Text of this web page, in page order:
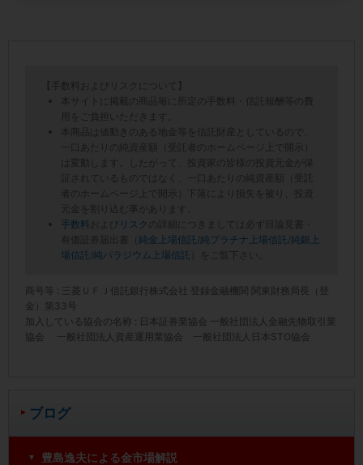
ブログ
豊島逸夫による金市場解説
【手数料およびリスクについて】
本サイトに掲載の商品毎に所定の手数料・信託報酬等の費
用をご負担いただきます。
本商品は値動きのある地金等を信託財産としているので、
一口あたりの純資産額（受託者のホームページ上で開示）
は変動します。したがって、投資家の皆様の投資元金が保
証されているものではなく、一口あたりの純資産額（受託
者のホームページ上で開示）下落により損失を被り、投資
元金を割り込む事があります。
手数料
および リスク
の詳細につきましては必ず目論見書・
有価証券届出書（ 純金上場信託 /純プラチナ上場信託 /純銀上
場信託 /純パラジウム上場信託 ）をご覧下さい。
商号等 : 三菱ＵＦＪ信託銀行株式会社 登録金融機関 関東財務局長（登
金）第33号
加入している協会の名称 : 日本証券業協会 一般社団法人金融先物取引業
協会 一般社団法人資産運用業協会 一般社団法人日本STO協会